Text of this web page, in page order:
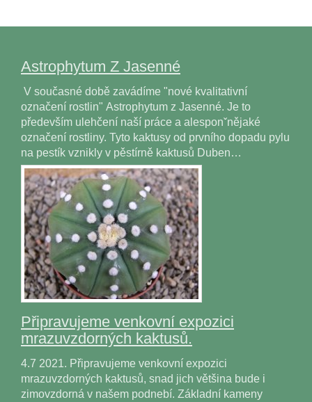
Astrophytum Z Jasenné
V současné době zavádíme "nové kvalitativní
označení rostlin" Astrophytum z Jasenné. Je to
především ulehčení naší práce a alesponˇnějaké
označení rostliny. Tyto kaktusy od prvního dopadu pylu
na pestík vznikly v pěstírně kaktusů Duben…
Připravujeme venkovní expozici
mrazuvzdorných kaktusů.
4.7 2021. Připravujeme venkovní expozici
mrazuvzdorných kaktusů, snad jich většina bude i
zimovzdorná v našem podnebí. Základní kameny